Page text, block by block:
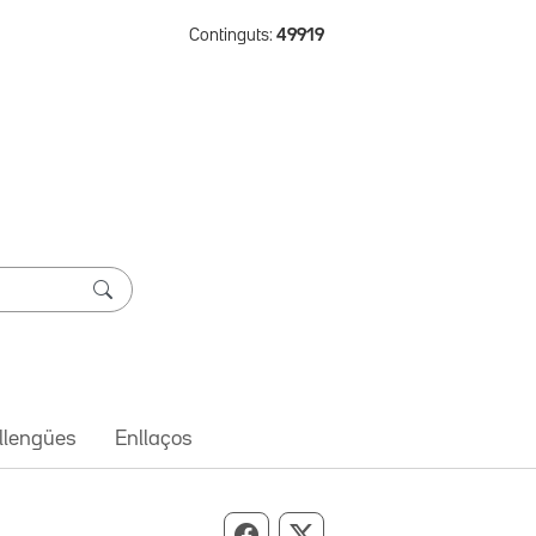
Continguts: 49919
Enllaços